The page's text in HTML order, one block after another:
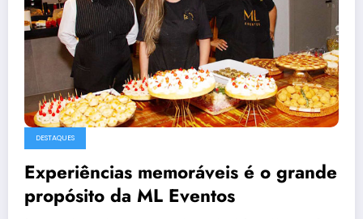
DESTAQUES
Experiências memoráveis é o grande
propósito da ML Eventos